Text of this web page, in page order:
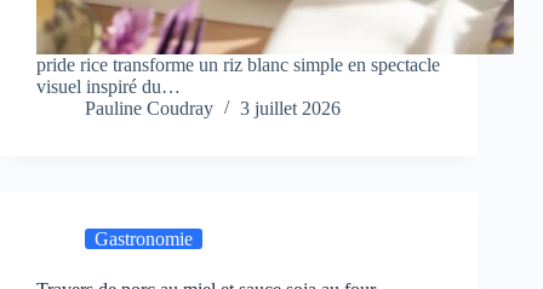
pride rice transforme un riz blanc simple en spectacle
visuel inspiré du…
Pauline Coudray
3 juillet 2026
Gastronomie